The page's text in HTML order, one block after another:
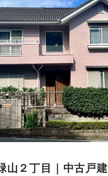
山２丁目｜中古戸建